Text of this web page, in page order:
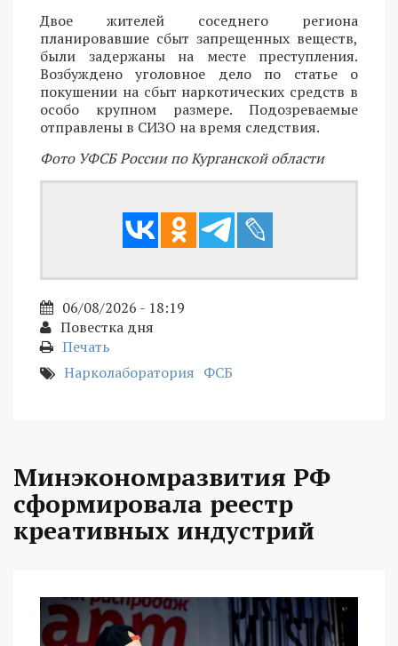
Двое жителей соседнего региона
планировавшие сбыт запрещенных веществ,
были задержаны на месте преступления.
Возбуждено уголовное дело по статье о
покушении на сбыт наркотических средств в
особо крупном размере. Подозреваемые
отправлены в СИЗО на время следствия.
Фото УФСБ России по Курганской области
06/08/2026 - 18:19
Повестка дня
Печать
Нарколаборатория ФСБ
Минэкономразвития РФ
сформировала реестр
креативных индустрий